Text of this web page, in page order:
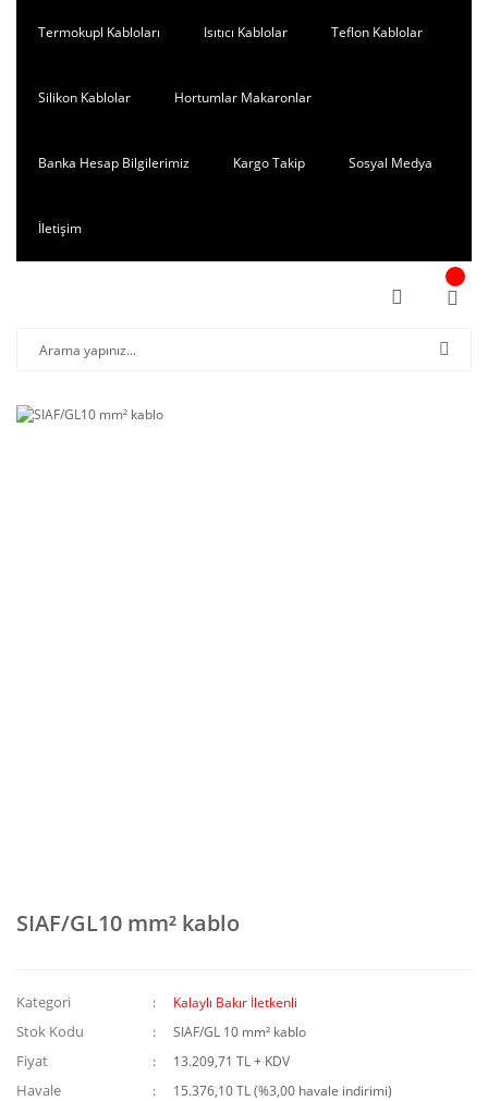
Termokupl Kabloları Isıtıcı Kablolar Teflon Kablolar
Silikon Kablolar Hortumlar Makaronlar
Banka Hesap Bilgilerimiz Kargo Takip Sosyal Medya
İletişim
SIAF/GL10 mm² kablo
Kategori Kalaylı Bakır İletkenli
Stok Kodu SIAF/GL 10 mm² kablo
Fiyat 13.209,71 TL + KDV
Havale
15.376,10 TL (%3,00 havale indirimi)